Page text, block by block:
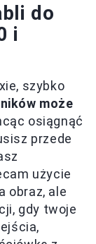
do
i
szybko
może
osiągnąć
przede
użycie
obraz, ale
gdy twoje